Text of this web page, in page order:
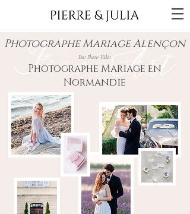
Photographe Mariage Alençon
Duo Photo-Vidéo
Photographe Mariage en
Normandie